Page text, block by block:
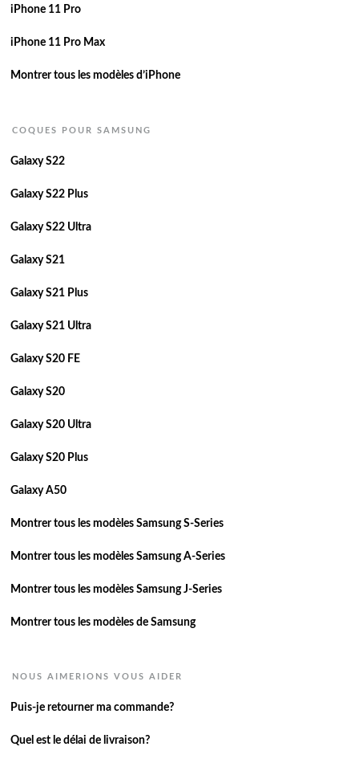
iPhone 11 Pro
iPhone 11 Pro Max
Montrer tous les modèles d’iPhone
COQUES POUR SAMSUNG
Galaxy S22
Galaxy S22 Plus
Galaxy S22 Ultra
Galaxy S21
Galaxy S21 Plus
Galaxy S21 Ultra
Galaxy S20 FE
Galaxy S20
Galaxy S20 Ultra
Galaxy S20 Plus
Galaxy A50
Montrer tous les modèles Samsung S-Series
Montrer tous les modèles Samsung A-Series
Montrer tous les modèles Samsung J-Series
Montrer tous les modèles de Samsung
NOUS AIMERIONS VOUS AIDER
Puis-je retourner ma commande?
Quel est le délai de livraison?